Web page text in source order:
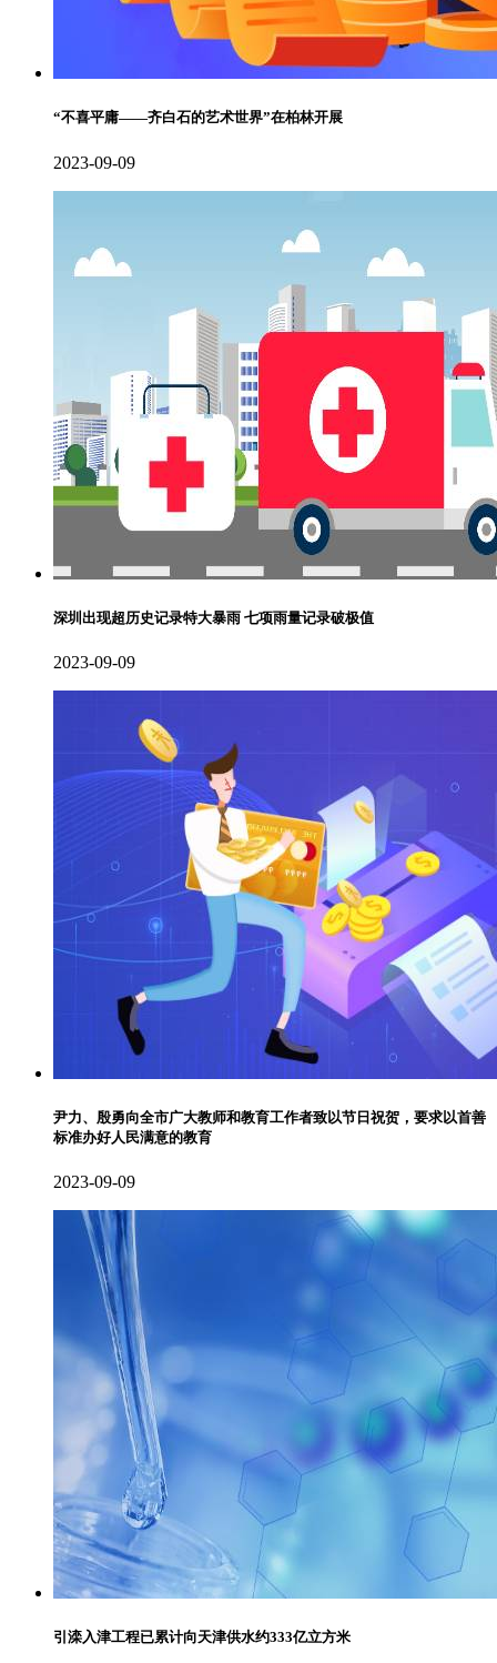
“不喜平庸——齐白石的艺术世界”在柏林开展
2023-09-09
深圳出现超历史记录特大暴雨 七项雨量记录破极值
2023-09-09
尹力、殷勇向全市广大教师和教育工作者致以节日祝贺，要求以首善
标准办好人民满意的教育
2023-09-09
引滦入津工程已累计向天津供水约333亿立方米